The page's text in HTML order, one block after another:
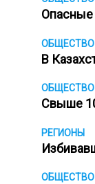
Опасные
ОБЩЕСТВО
В
ОБЩЕСТВО
Свыше
РЕГИОНЫ
ОБЩЕСТВО